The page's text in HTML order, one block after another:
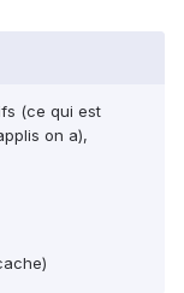
(ce qui est
on a),